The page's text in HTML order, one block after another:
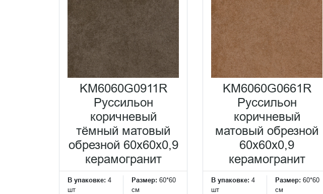
KM6060G0911R
Руссильон
коричневый
тёмный матовый
обрезной 60x60x0,9
керамогранит
В упаковке: 4
шт
Размер: 60*60
см
KM6060G0661R
Руссильон
коричневый
матовый обрезной
60x60x0,9
керамогранит
В упаковке: 4
шт
Размер: 60*60
см